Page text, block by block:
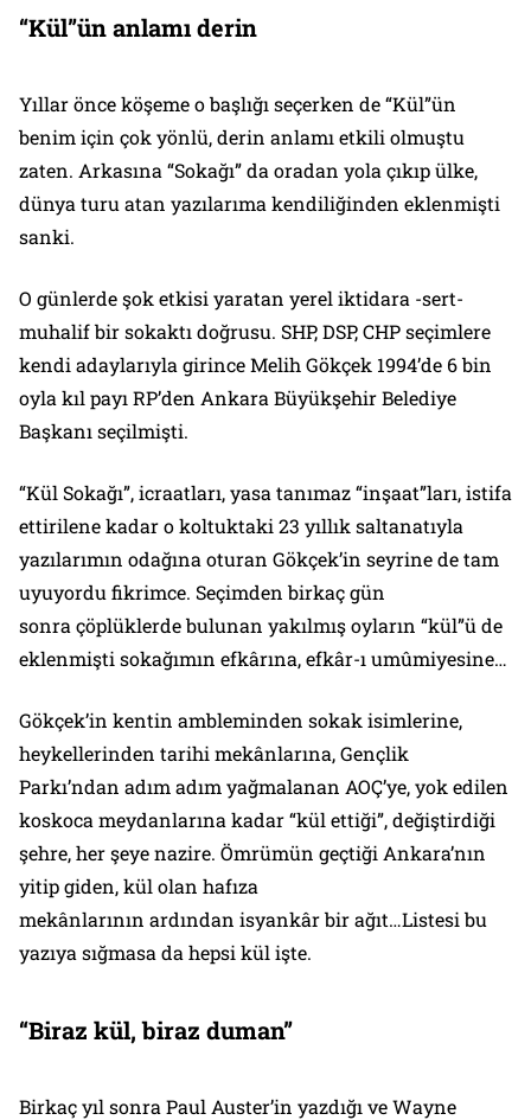
“Kül”ün anlamı derin
Yıllar önce köşeme o başlığı seçerken de “Kül”ün
benim için çok yönlü, derin anlamı etkili olmuştu
zaten. Arkasına “Sokağı”da oradan yola çıkıp ülke,
dünya turu atan yazılarıma kendiliğinden eklenmişti
sanki.
O günlerde şok etkisi yaratan yerel iktidara -sert-
muhalif bir sokaktı doğrusu. SHP, DSP, CHP seçimlere
kendi adaylarıyla girinceMelih Gökçek 1994’de 6 bin
oyla kıl payı RP’den Ankara Büyükşehir Belediye
Başkanı seçilmişti.
“Kül Sokağı”, icraatları, yasa tanımaz “inşaat”ları, istifa
ettirilene kadar o koltuktaki 23 yıllık saltanatıyla
yazılarımın odağına oturan Gökçek’in seyrine de tam
uyuyordu fikrimce. Seçimden birkaç gün
sonra çöplüklerde bulunan yakılmış oyların “kül”ü de
eklenmişti sokağımın efkârına, efkâr-ı umûmiyesine…
Gökçek’in kentin ambleminden sokak isimlerine,
heykellerinden tarihi mekânlarına, Gençlik
Parkı’ndan adım adım yağmalanan AOÇ’ye, yok edilen
koskoca meydanlarına kadar “kül ettiği”, değiştirdiği
şehre, her şeye nazire. Ömrümün geçtiği Ankara’nın
yitip giden, kül olan hafıza
mekânlarının ardından isyankâr bir ağıt…Listesi bu
yazıya sığmasa da hepsi kül işte.
“Biraz kül, biraz duman”
Birkaç yıl sonra Paul Auster’in yazdığı ve Wayne